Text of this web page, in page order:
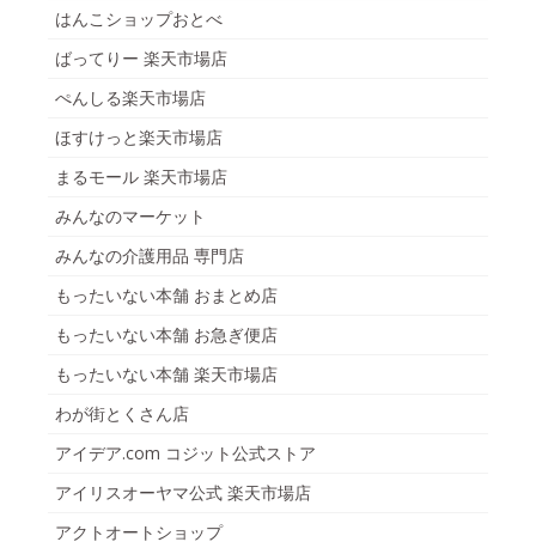
はんこショップおとべ
ばってりー 楽天市場店
ぺんしる楽天市場店
ほすけっと楽天市場店
まるモール 楽天市場店
みんなのマーケット
みんなの介護用品 専門店
もったいない本舗 おまとめ店
もったいない本舗 お急ぎ便店
もったいない本舗 楽天市場店
わが街とくさん店
アイデア.com コジット公式ストア
アイリスオーヤマ公式 楽天市場店
アクトオートショップ